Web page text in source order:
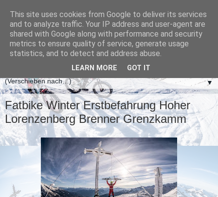
▼
Fatbike Winter Erstbefahrung Hoher
Lorenzenberg Brenner Grenzkamm
This site uses cookies from Google to deliver its services
and to analyze traffic. Your IP address and user-agent are
shared with Google along with performance and security
metrics to ensure quality of service, generate usage
statistics, and to detect and address abuse.
LEARN MORE GOT IT